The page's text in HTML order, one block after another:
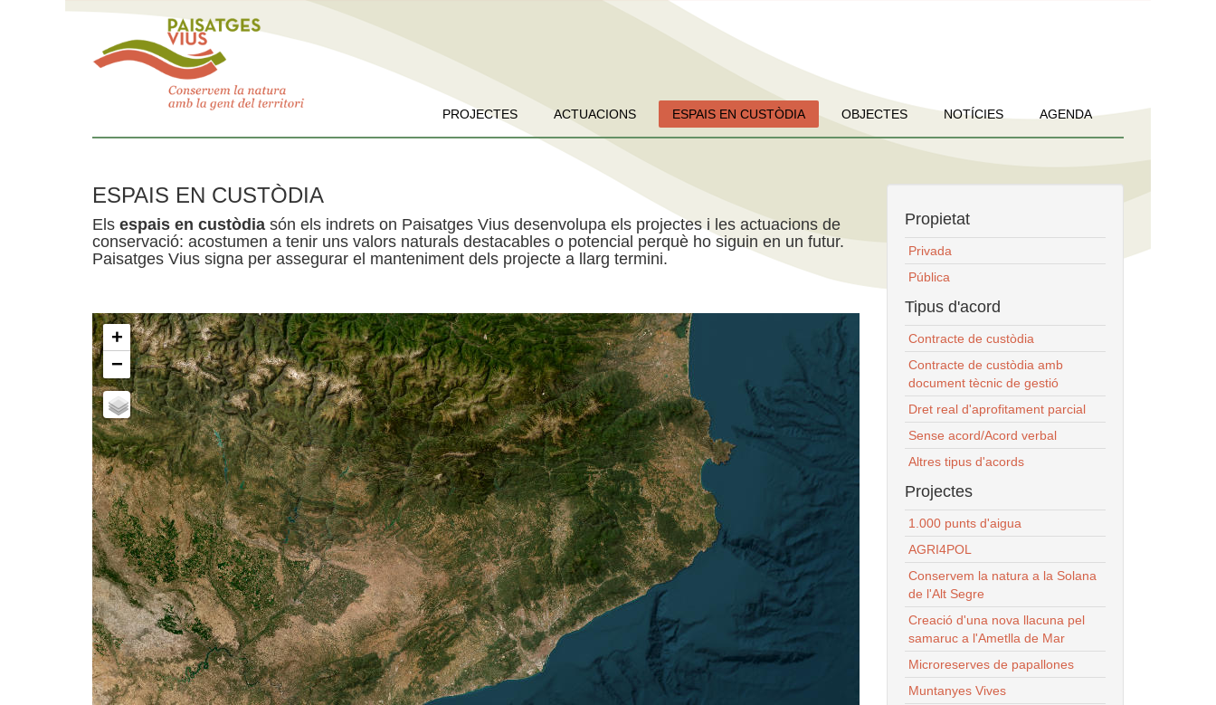
PROJECTES ACTUACIONS ESPAIS EN CUSTÒDIA OBJECTES NOTÍCIES AGENDA
ESPAIS EN CUSTÒDIA
Els espais en custòdia són els indrets on Paisatges Vius desenvolupa els projectes i les actuacions de
conservació: acostumen a tenir uns valors naturals destacables o potencial perquè ho siguin en un futur.
Paisatges Vius signa per assegurar el manteniment dels projecte a llarg termini.
+
−
Propietat
Privada
Pública
Tipus d'acord
Contracte de custòdia
Contracte de custòdia amb
document tècnic de gestió
Dret real d'aprofitament parcial
Sense acord/Acord verbal
Altres tipus d'acords
Projectes
1.000 punts d'aigua
AGRI4POL
Conservem la natura a la Solana
de l'Alt Segre
Creació d'una nova llacuna pel
samaruc a l'Ametlla de Mar
Microreserves de papallones
Muntanyes Vives